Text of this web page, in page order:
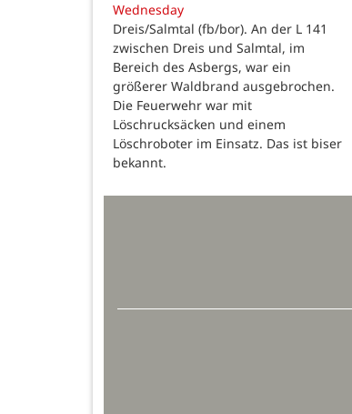
Wednesday
Dreis/Salmtal (fb/bor). An der L 141
zwischen Dreis und Salmtal, im
Bereich des Asbergs, war ein
größerer Waldbrand ausgebrochen.
Die Feuerwehr war mit
Löschrucksäcken und einem
Löschroboter im Einsatz. Das ist biser
bekannt.